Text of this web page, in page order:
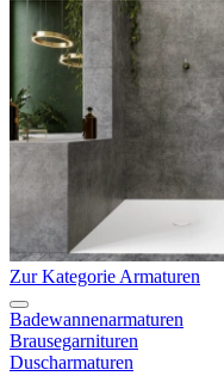
Zur Kategorie Armaturen
Badewannenarmaturen
Brausegarnituren
Duscharmaturen